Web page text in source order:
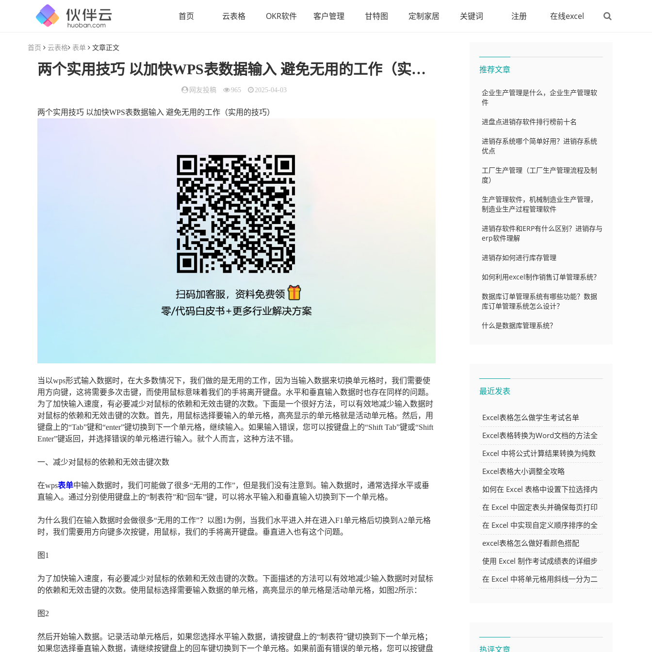
首页 云表格 OKR软件 客户管理 甘特图 定制家居 关键词 注册 在线excel
首页 云表格 表单 文章正文
两个实用技巧 以加快WPS表数据输入 避免无用的工作（实用的技巧）
网友投稿 965 2025-04-03
两个实用技巧 以加快WPS表数据输入 避免无用的工作（实用的技巧）
当以wps形式输入数据时，在大多数情况下，我们做的是无用的工作，因为当输入数据来切换单元格时，我们需要使
用方向键，这将需要多次击键，而使用鼠标意味着我们的手将离开键盘。水平和垂直输入数据时也存在同样的问题。
为了加快输入速度，有必要减少对鼠标的依赖和无效击键的次数。下面是一个很好方法，可以有效地减少输入数据时
对鼠标的依赖和无效击键的次数。首先，用鼠标选择要输入的单元格，高亮显示的单元格就是活动单元格。然后，用
键盘上的“Tab”键和“enter”键切换到下一个单元格，继续输入。如果输入错误，您可以按键盘上的“Shift Tab”键或“Shift
Enter”键返回，并选择错误的单元格进行输入。就个人而言，这种方法不错。
一、减少对鼠标的依赖和无效击键次数
在wps表单中输入数据时，我们可能做了很多“无用的工作”，但是我们没有注意到。输入数据时，通常选择水平或垂
直输入。通过分别使用键盘上的“制表符”和“回车”键，可以将水平输入和垂直输入切换到下一个单元格。
为什么我们在输入数据时会做很多“无用的工作”？以图1为例，当我们水平进入并在进入F1单元格后切换到A2单元格
时，我们需要用方向键多次按键，用鼠标，我们的手将离开键盘。垂直进入也有这个问题。
图1
为了加快输入速度，有必要减少对鼠标的依赖和无效击键的次数。下面描述的方法可以有效地减少输入数据时对鼠标
的依赖和无效击键的次数。使用鼠标选择需要输入数据的单元格，高亮显示的单元格是活动单元格，如图2所示：
图2
然后开始输入数据。记录活动单元格后，如果您选择水平输入数据，请按键盘上的“制表符”键切换到下一个单元格；
如果您选择垂直输入数据，请继续按键盘上的回车键切换到下一个单元格。如果前面有错误的单元格，您可以按键盘
推荐文章
企业生产管理是什么，企业生产管理软
件
进盘点进销存软件排行榜前十名
进销存系统哪个简单好用？进销存系统
优点
工厂生产管理（工厂生产管理流程及制
度）
生产管理软件，机械制造业生产管理，
制造业生产过程管理软件
进销存软件和ERP有什么区别？进销存与
erp软件理解
进销存如何进行库存管理
如何利用excel制作销售订单管理系统？
数据库订单管理系统有哪些功能？数据
库订单管理系统怎么设计？
什么是数据库管理系统？
最近发表
Excel表格怎么做学生考试名单
Excel表格转换为Word文档的方法全
解析
Excel 中将公式计算结果转换为纯数
字的多种方法
Excel表格大小调整全攻略
如何在 Excel 表格中设置下拉选择内
容
在 Excel 中固定表头并确保每页打印
时都显示表头的方法详解
在 Excel 中实现自定义顺序排序的全
面指南
excel表格怎么做好看颜色搭配
使用 Excel 制作考试成绩表的详细步
骤及技巧
在 Excel 中将单元格用斜线一分为二
热评文章